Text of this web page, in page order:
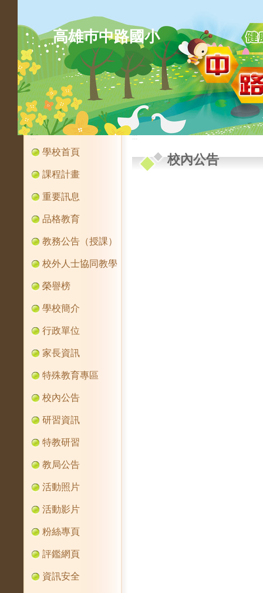
高雄巿中路國小
:::
學校首頁
課程計畫
重要訊息
品格教育
教務公告（授課）
校外人士協同教學
榮譽榜
學校簡介
行政單位
家長資訊
特殊教育專區
校內公告
研習資訊
特教研習
教局公告
活動照片
活動影片
粉絲專頁
評鑑網頁
資訊安全
:::
校內公告